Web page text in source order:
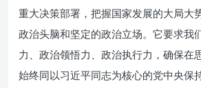
重大决策部署，把握国家发展的大局大
政治头脑和坚定的政治立场。它要求我
力、政治领悟力、政治执行力，确保在
始终同以习近平同志为核心的党中央保